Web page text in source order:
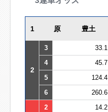
1 原 豊土
2
3 33.1
4
45.7
5
124.4
6
260.6
2 14.2